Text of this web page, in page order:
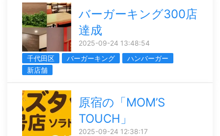
バーガーキング300店
達成
2025-09-24 13:48:54
千代田区
バーガーキング
ハンバーガー
新店舗
原宿の「MOM’S
TOUCH」
2025-09-24 12:38:17